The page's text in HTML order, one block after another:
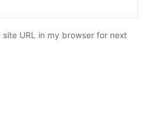
URL in my browser for next